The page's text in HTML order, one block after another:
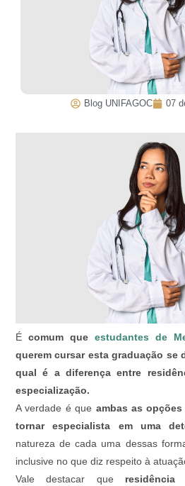
Blog UNIFAGOC 07
É comum que estudantes de
querem cursar esta graduação se
qual é a diferença entre
especialização.
A verdade é que ambas as
tornar especialista em uma
natureza de cada uma dessas
inclusive no que diz respeito à
Vale destacar que